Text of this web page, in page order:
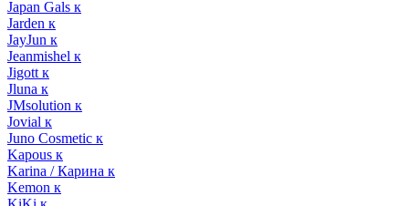
Japan Gals к
Jarden к
JayJun к
Jeanmishel к
Jigott к
Jluna к
JMsolution к
Jovial к
Juno Cosmetic к
Kapous к
Karina / Карина к
Kemon к